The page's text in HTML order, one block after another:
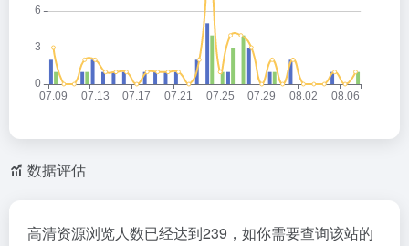
数据评估
高清资源浏览人数已经达到239，如你需要查询该站的